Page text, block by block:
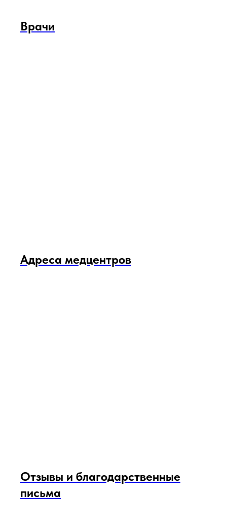
Врачи
Адреса медцентров
Отзывы и благодарственные
письма